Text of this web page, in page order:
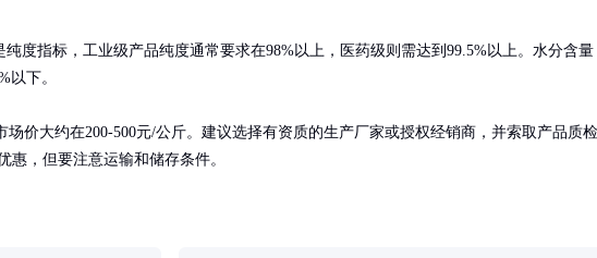
纯度指标，工业级产品纯度通常要求在98%以上，医药级则需达到99.5%以上。水分含量
以下。
价大约在200-500元/公斤。建议选择有资质的生产厂家或授权经销商，并索取产品质检
惠，但要注意运输和储存条件。